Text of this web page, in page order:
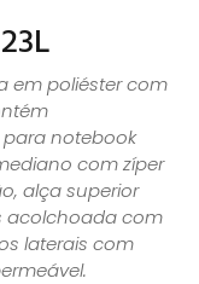
em poliéster com
notebook
com zíper
alça superior
acolchoada com
laterais com